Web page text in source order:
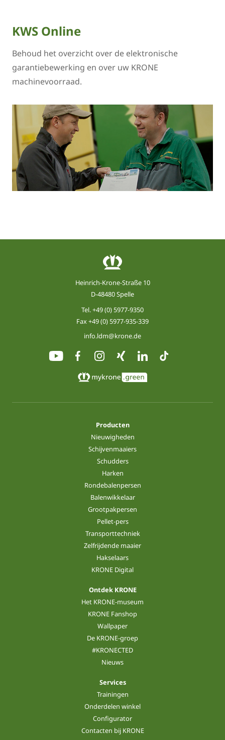
KWS Online
Behoud het overzicht over de elektronische
garantiebewerking en over uw KRONE
machinevoorraad.
Heinrich-Krone-Straße 10
D-48480 Spelle
Tel.+49 (0) 5977-9350
Fax +49 (0) 5977-935-339
info.ldm@krone.de
Producten
Nieuwigheden
Schijvenmaaiers
Schudders
Harken
Rondebalenpersen
Balenwikkelaar
Grootpakpersen
Pellet-pers
Transporttechniek
Zelfrijdende maaier
Hakselaars
KRONE Digital
Ontdek KRONE
Het KRONE-museum
KRONE Fanshop
Wallpaper
De KRONE-groep
#KRONECTED
Nieuws
Services
Trainingen
Onderdelen winkel
Configurator
Contacten bij KRONE